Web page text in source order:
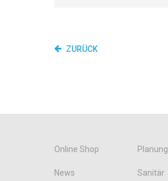
Übungsstücke)
ZURÜCK
Online Shop Planung
News Sanitär